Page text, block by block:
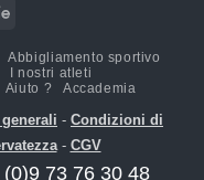
Mollie
Abbigliamento sportivo
I nostri atleti
Aiuto ? Accademia
- Condizioni di
- CGV
73 76 30 48